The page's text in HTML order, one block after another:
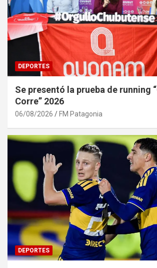
DEPORTES
Se presentó la prueba de running
Corre” 2026
06/08/2026 FM Patagonia
DEPORTES